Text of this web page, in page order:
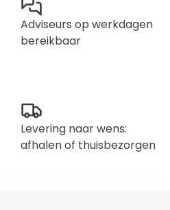
Adviseurs op werkdagen
bereikbaar
Levering naar wens:
afhalen of thuisbezorgen